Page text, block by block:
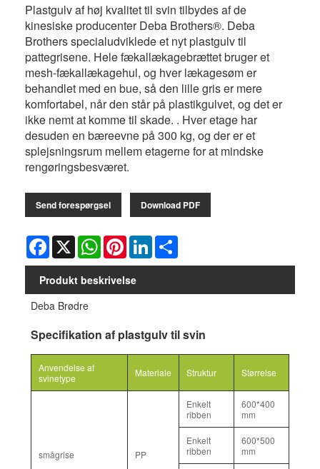
Plastgulv af høj kvalitet til svin tilbydes af de
kinesiske producenter Deba Brothers®. Deba
Brothers specialudviklede et nyt plastgulv til
pattegrisene. Hele fækallækagebrættet bruger et
mesh-fækallækagehul, og hver lækagesøm er
behandlet med en bue, så den lille gris er mere
komfortabel, når den står på plastikgulvet, og det er
ikke nemt at komme til skade. . Hver etage har
desuden en bæreevne på 300 kg, og der er et
splejsningsrum mellem etagerne for at mindske
rengøringsbesværet.
Send forespørgsel Download PDF
Facebook
X WhatsAppPinterestLinkedIn
Produkt beskrivelse
Deba Brødre
Specifikation af plastgulv til svin
Anvendelse af
svinetype
Materiale Struktur Størrelse
smågrise PP
Enkelt
ribben
600*400
mm
Enkelt
ribben
600*500
mm